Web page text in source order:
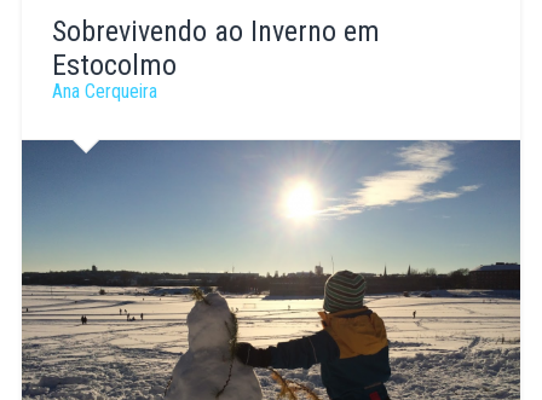
Côrte-
Real
Sobrevivendo ao Inverno em
Estocolmo
Ana Cerqueira